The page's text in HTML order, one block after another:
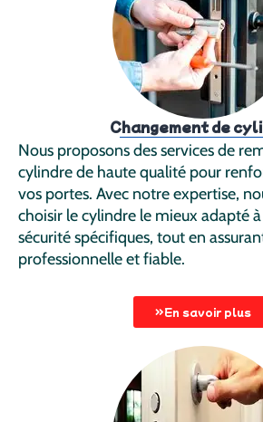
Changement de
Nous proposons des services de
cylindre de haute qualité pour
vos portes. Avec notre expertise,
choisir le cylindre le mieux adapté
sécurité spécifiques, tout en
professionnelle et fiable.
En savoir plus